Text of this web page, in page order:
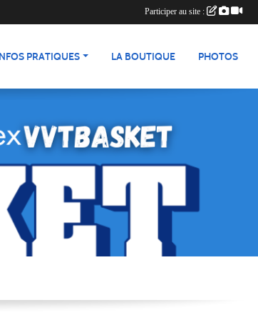
PRATIQUES LA BOUTIQUE PHOTOS
Participer au site :